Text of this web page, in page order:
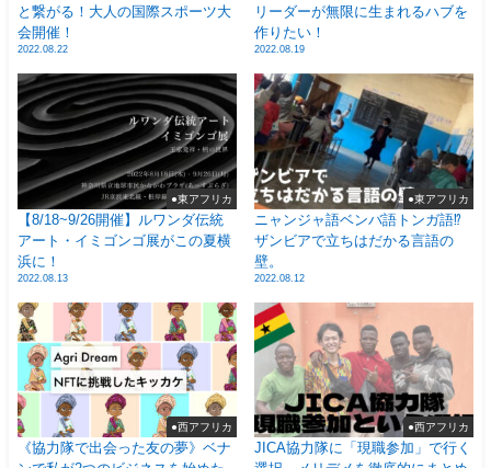
と繋がる！大人の国際スポーツ大
会開催！
2022.08.22
リーダーが無限に生まれるハブを
作りたい！
2022.08.19
●東アフリカ
【8/18~9/26開催】ルワンダ伝統
アート・イミゴンゴ展がこの夏横
浜に！
2022.08.13
●東アフリカ
ニャンジャ語ベンバ語トンガ語⁉
ザンビアで立ちはだかる言語の
壁。
2022.08.12
●西アフリカ
《協力隊で出会った友の夢》ベナ
●西アフリカ
JICA協力隊に「現職参加」で行く